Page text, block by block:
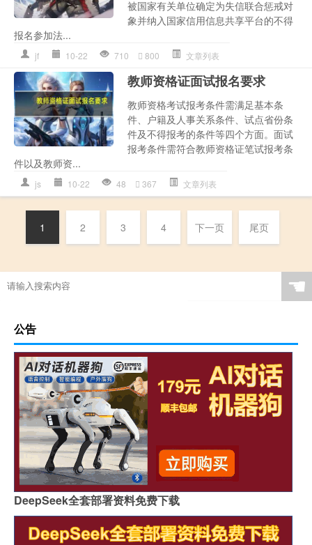
被国家有关单位确定为失信联合惩戒对
象并纳入国家信用信息共享平台的不得
报名参加法...
jf 10-22 710 800 文章列表
教师资格证面试报名要求
教师资格考试报考条件需满足基本条
件、户籍及人事关系条件、试点省份条
件及不得报考的条件等四个方面。面试
报考条件需符合教师资格证笔试报考条
件以及教师资...
js 10-22 48 367 文章列表
1 2 3 4 下一页 尾页
☚
公告
DeepSeek全套部署资料免费下载